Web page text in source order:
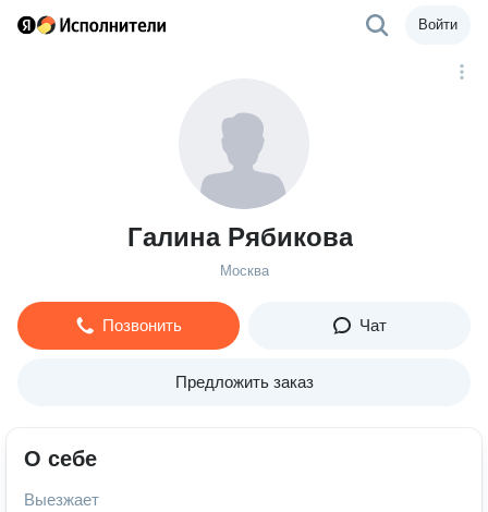
Войти
Галина Рябикова
Москва
Позвонить Чат
Предложить заказ
О себе
Выезжает